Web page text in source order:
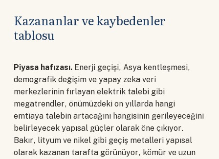
Kazananlar ve kaybedenler
tablosu
Piyasa hafızası. Enerji geçişi, Asya kentleşmesi,
demografik değişim ve yapay zeka veri
merkezlerinin fırlayan elektrik talebi gibi
megatrendler, önümüzdeki on yıllarda hangi
emtiaya talebin artacağını hangisinin gerileyeceğini
belirleyecek yapısal güçler olarak öne çıkıyor.
Bakır, lityum ve nikel gibi geçiş metalleri yapısal
olarak kazanan tarafta görünüyor, kömür ve uzun